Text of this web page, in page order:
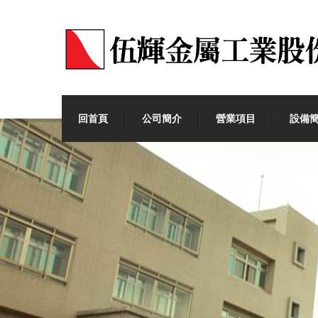
回首頁 公司簡介 營業項目 設備